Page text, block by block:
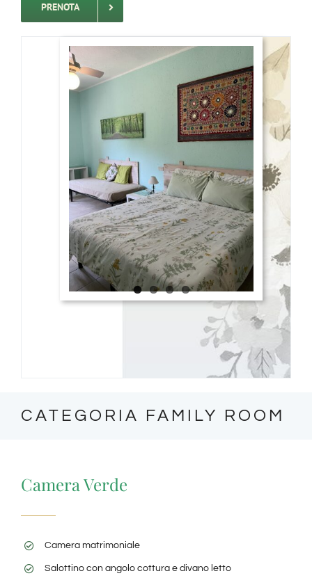
PRENOTA
CATEGORIA FAMILY ROOM
Camera Verde
Camera matrimoniale
Salottino con angolo cottura e divano letto